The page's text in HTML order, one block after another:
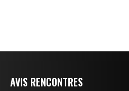
AVIS RENCONTRES